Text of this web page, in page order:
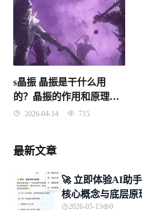
s晶振 晶振是干什么用
的？晶振的作用和原理？
一文带你搞懂晶振
2026-04-14 715
最新文章
🚀 立即体验AI助
核心概念与底层原
2026-05-13 0